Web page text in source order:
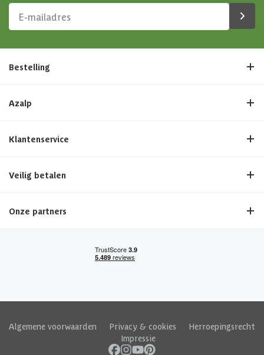
Bestelling
Azalp
Klantenservice
Veilig betalen
Onze partners
Algemene voorwaarden Privacy & cookies
Herroepingsrecht
Impressie